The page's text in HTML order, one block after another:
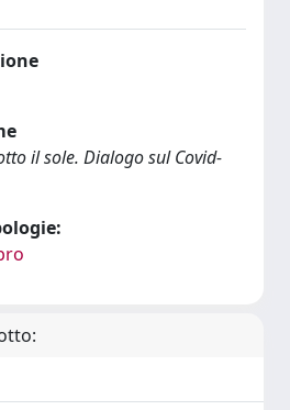
il sole. Dialogo sul Covid-